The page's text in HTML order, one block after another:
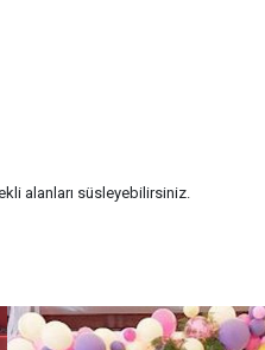
alanları süsleyebilirsiniz.